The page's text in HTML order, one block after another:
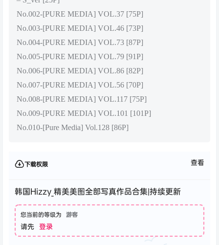
No.002-[PURE MEDIA] VOL.37 [75P]
No.003-[PURE MEDIA] VOL.46 [73P]
No.004-[PURE MEDIA] VOL.73 [87P]
No.005-[PURE MEDIA] VOL.79 [91P]
No.006-[PURE MEDIA] VOL.86 [82P]
No.007-[PURE MEDIA] VOL.56 [70P]
No.008-[PURE MEDIA] VOL.117 [75P]
No.009-[PURE MEDIA] VOL.101 [101P]
No.010-[Pure Media] Vol.128 [86P]
下载权限 查看
韩国Hizzy_精美美图全部写真作品合集|持续更新
您当前的等级为 游客
请先 登录